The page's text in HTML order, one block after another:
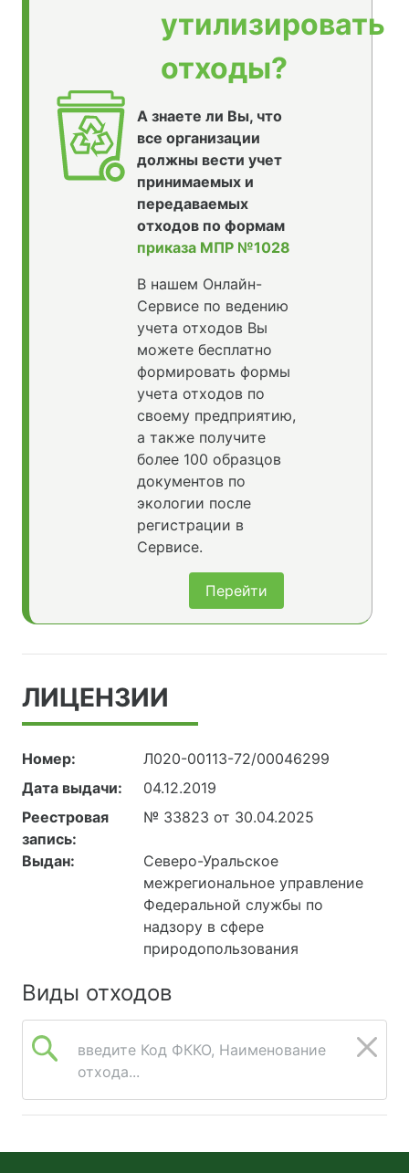
утилизировать
отходы?
А знаете ли Вы, что
все организации
должны вести учет
принимаемых и
передаваемых
отходов по формам
приказа МПР №1028
В нашем Онлайн-
Сервисе по ведению
учета отходов Вы
можете бесплатно
формировать формы
учета отходов по
своему предприятию,
а также получите
более 100 образцов
документов по
экологии после
регистрации в
Сервисе.
Перейти
ЛИЦЕНЗИИ
Номер:
Л020-00113-72/00046299
Дата выдачи:
04.12.2019
Реестровая
запись:
№ 33823 от 30.04.2025
Выдан:
Северо-Уральское
межрегиональное управление
Федеральной службы по
надзору в сфере
природопользования
Виды отходов
введите Код ФККО, Наименование
отхода...